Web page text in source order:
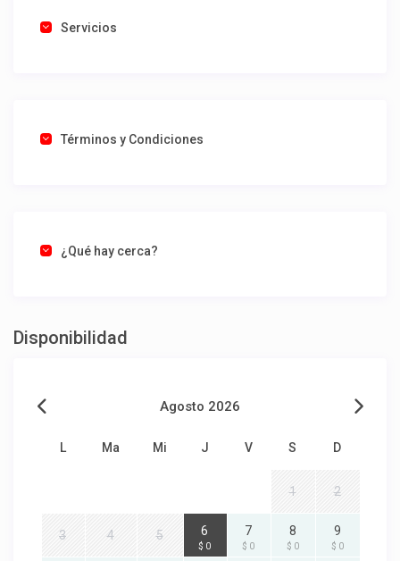
Servicios
Términos y Condiciones
¿Qué hay cerca?
Disponibilidad
Agosto 2026
L Ma Mi J V S D
1 2
3 4 5 6
$ 0
7
$ 0
8
$ 0
9
$ 0